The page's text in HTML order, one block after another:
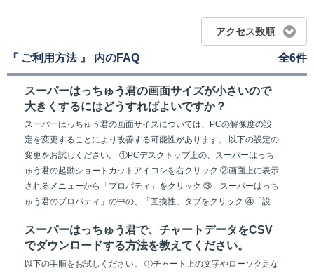
アクセス数順
『 ご利用方法 』 内のFAQ 全6件
スーパーはっちゅう君の画面サイズが小さいので
大きくするにはどうすればよいですか？
スーパーはっちゅう君の画面サイズについては、PCの解像度の設
定を変更することにより改善する可能性があります。 以下の設定の
変更をお試しください。 ①PCデスクトップ上の、スーパーはっち
ゅう君の起動ショートカットアイコンを右クリック ②画面上に表示
されるメニューから「プロパティ」をクリック ③「スーパーはっち
ゅう君のプロパティ」の中の、「互換性」タブをクリック ④「設...
スーパーはっちゅう君で、チャートデータをCSV
でダウンロードする方法を教えてください。
以下の手順をお試しください。 ①チャート上の文字やローソク足な